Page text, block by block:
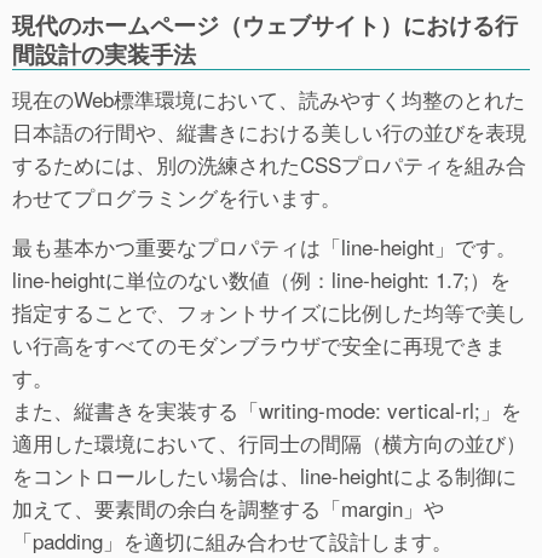
現代のホームページ（ウェブサイト）における行
間設計の実装手法
現在のWeb標準環境において、読みやすく均整のとれた
日本語の行間や、縦書きにおける美しい行の並びを表現
するためには、別の洗練されたCSSプロパティを組み合
わせてプログラミングを行います。
最も基本かつ重要なプロパティは「line-height」です。
line-heightに単位のない数値（例：line-height: 1.7;）を
指定することで、フォントサイズに比例した均等で美し
い行高をすべてのモダンブラウザで安全に再現できま
す。
また、縦書きを実装する「writing-mode: vertical-rl;」を
適用した環境において、行同士の間隔（横方向の並び）
をコントロールしたい場合は、line-heightによる制御に
加えて、要素間の余白を調整する「margin」や
「padding」を適切に組み合わせて設計します。